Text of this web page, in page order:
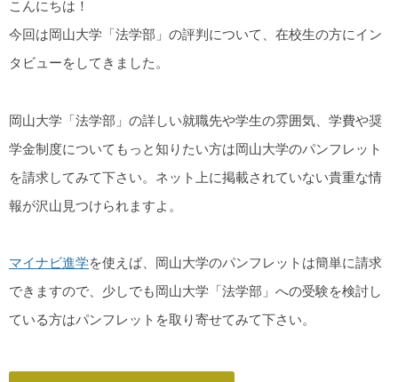
こんにちは！
今回は岡山大学「法学部」の評判について、在校生の方にイン
タビューをしてきました。
岡山大学「法学部」の詳しい就職先や学生の雰囲気、学費や奨
学金制度についてもっと知りたい方は岡山大学のパンフレット
を請求してみて下さい。ネット上に掲載されていない貴重な情
報が沢山見つけられますよ。
マイナビ進学を使えば、岡山大学のパンフレットは簡単に請求
できますので、少しでも岡山大学「法学部」への受験を検討し
ている方はパンフレットを取り寄せてみて下さい。